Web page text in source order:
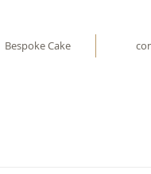
Bespoke Cake